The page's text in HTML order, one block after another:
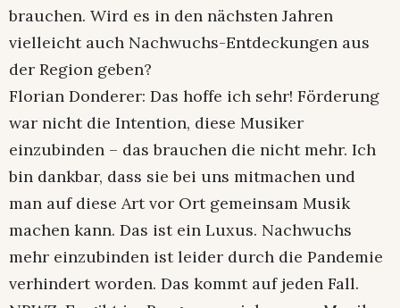
brauchen. Wird es in den nächsten Jahren
vielleicht auch Nachwuchs-Entdeckungen aus
der Region geben?
Florian Donderer: Das hoffe ich sehr! Förderung
war nicht die Intention, diese Musiker
einzubinden – das brauchen die nicht mehr. Ich
bin dankbar, dass sie bei uns mitmachen und
man auf diese Art vor Ort gemeinsam Musik
machen kann. Das ist ein Luxus. Nachwuchs
mehr einzubinden ist leider durch die Pandemie
verhindert worden. Das kommt auf jeden Fall.